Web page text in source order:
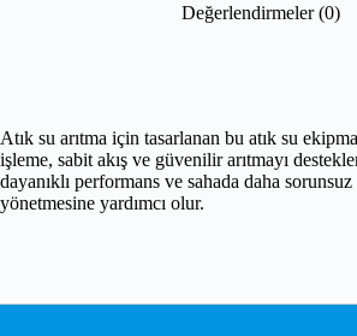
Değerlendirmeler (0)
Atık su arıtma için tasarlanan bu atık su
işleme, sabit akış ve güvenilir arıtmayı
dayanıklı performans ve sahada daha
yönetmesine yardımcı olur.